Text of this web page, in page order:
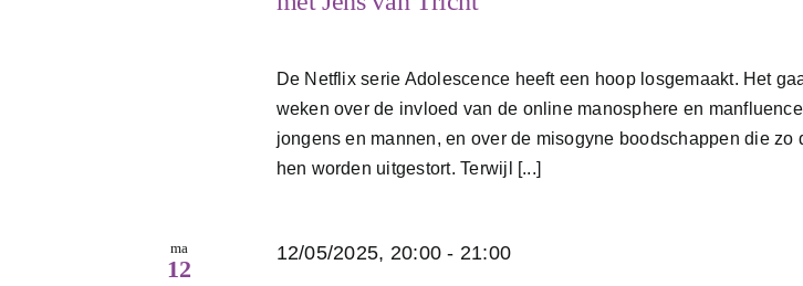
De Netflix serie Adolescence heeft een hoop losgemaakt. Het
weken over de invloed van de online manosphere en
jongens en mannen, en over de misogyne boodschappen die zo
hen worden uitgestort. Terwijl [...]
ma
12
12/05/2025, 20:00 - 21:00